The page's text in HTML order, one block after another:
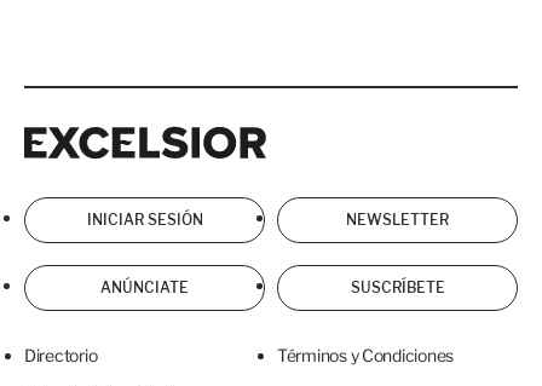
INICIAR SESIÓN NEWSLETTER
ANÚNCIATE SUSCRÍBETE
Directorio Términos y Condiciones